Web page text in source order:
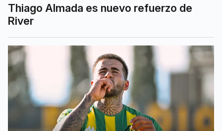
Thiago Almada es nuevo refuerzo de
River